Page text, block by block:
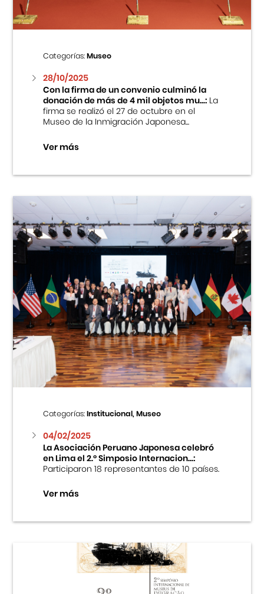
Categorías:Museo
28/10/2025
Con la firma de un convenio culminó la
donación de más de 4 mil objetos mu...:La
firma se realizó el 27 de octubre en el
Museo de la Inmigración Japonesa...
Ver más
Categorías:Institucional, Museo
04/02/2025
La Asociación Peruano Japonesa celebró
en Lima el 2.º Simposio Internacion...:
Participaron 18 representantes de 10 países.
Ver más